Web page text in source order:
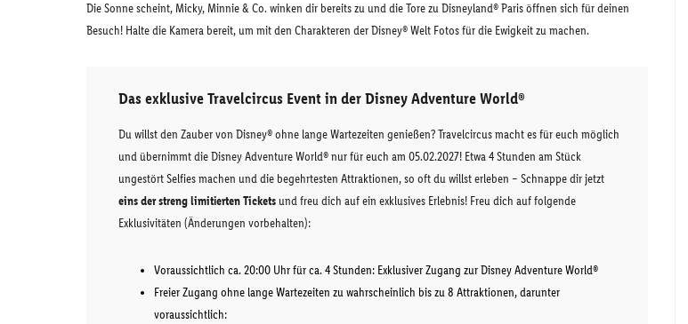
Die Sonne scheint, Micky, Minnie & Co. winken dir bereits zu und die Tore zu Disneyland® Paris öffnen sich für deinen
Besuch! Halte die Kamera bereit, um mit den Charakteren der Disney® Welt Fotos für die Ewigkeit zu machen.
Das exklusive Travelcircus Event in der Disney Adventure World®
Du willst den Zauber von Disney® ohne lange Wartezeiten genießen? Travelcircus macht es für euch möglich
und übernimmt die Disney Adventure World® nur für euch am 05.02.2027! Etwa 4 Stunden am Stück
ungestört Selfies machen und die begehrtesten Attraktionen, so oft du willst erleben – Schnappe dir jetzt
eins der streng limitierten Tickets und freu dich auf ein exklusives Erlebnis! Freu dich auf folgende
Exklusivitäten (Änderungen vorbehalten):
Voraussichtlich ca. 20:00 Uhr für ca. 4 Stunden: Exklusiver Zugang zur Disney Adventure World®
Freier Zugang ohne lange Wartezeiten zu wahrscheinlich bis zu 8 Attraktionen, darunter
voraussichtlich: